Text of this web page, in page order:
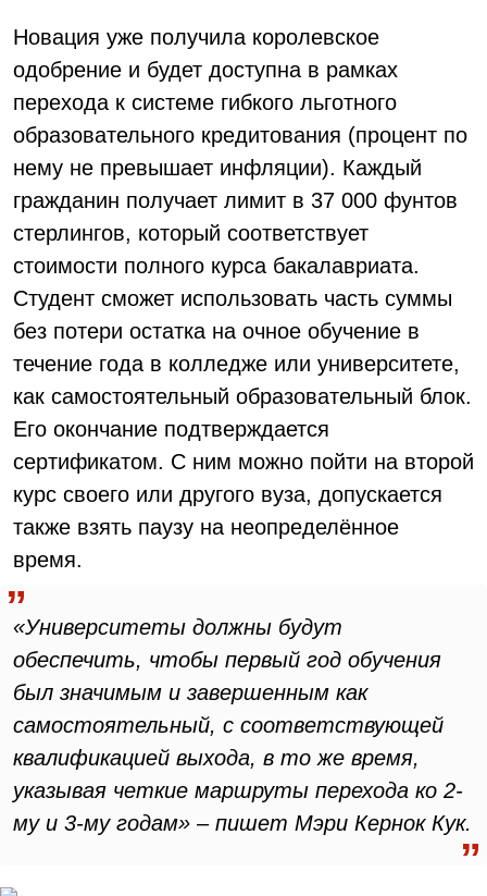
Новация уже получила королевское
одобрение и будет доступна в рамках
перехода к системе гибкого льготного
образовательного кредитования (процент по
нему не превышает инфляции). Каждый
гражданин получает лимит в 37 000 фунтов
стерлингов, который соответствует
стоимости полного курса бакалавриата.
Студент сможет использовать часть суммы
без потери остатка на очное обучение в
течение года в колледже или университете,
как самостоятельный образовательный блок.
Его окончание подтверждается
сертификатом. С ним можно пойти на второй
курс своего или другого вуза, допускается
также взять паузу на неопределённое
время.
«Университеты должны будут
обеспечить, чтобы первый год обучения
был значимым и завершенным как
самостоятельный, с соответствующей
квалификацией выхода, в то же время,
указывая четкие маршруты перехода ко 2-
му и 3-му годам» – пишет Мэри Кернок Кук.